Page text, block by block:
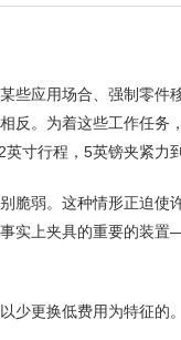
些应用场合、强制零
。为着这些工作任
寸行程，5英镑夹紧力
弱。这种情形正迫
实上夹具的重要的装
少更换低费用为特征的。